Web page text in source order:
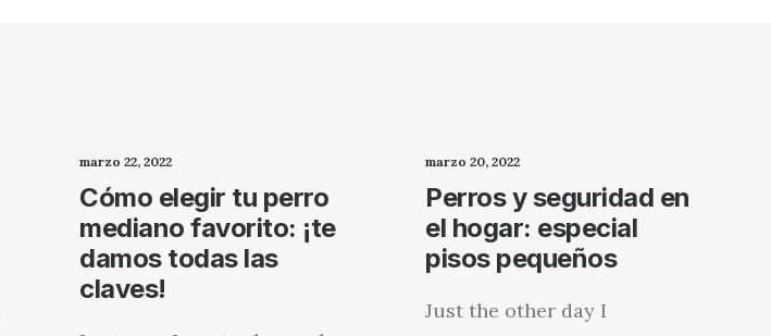
marzo 22, 2022
Cómo elegir tu perro
mediano favorito: ¡te
damos todas las
claves!
marzo 20, 2022
Perros y seguridad en
el hogar: especial
pisos pequeños
Just the other day I